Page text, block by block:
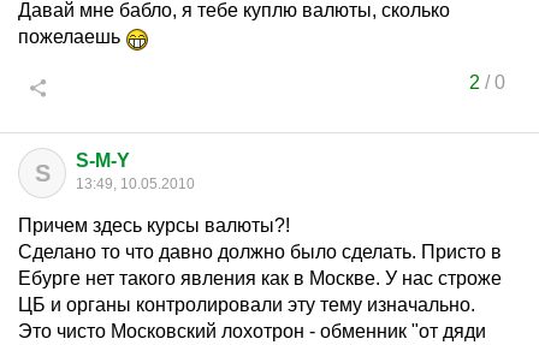
Давай мне бабло, я тебе куплю валюты, сколько
пожелаешь
2 /0
S S-M-Y
13:49, 10.05.2010
Причем здесь курсы валюты?!
Сделано то что давно должно было сделать. Присто в
Ебурге нет такого явления как в Москве. У нас строже
ЦБ и органы контролировали эту тему изначально.
Это чисто Московский лохотрон - обменник "от дяди